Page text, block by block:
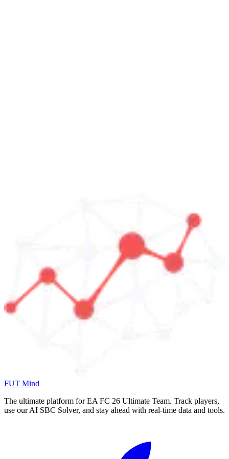
FUT Mind
The ultimate platform for EA FC 26 Ultimate Team. Track players,
use our AI SBC Solver, and stay ahead with real-time data and tools.